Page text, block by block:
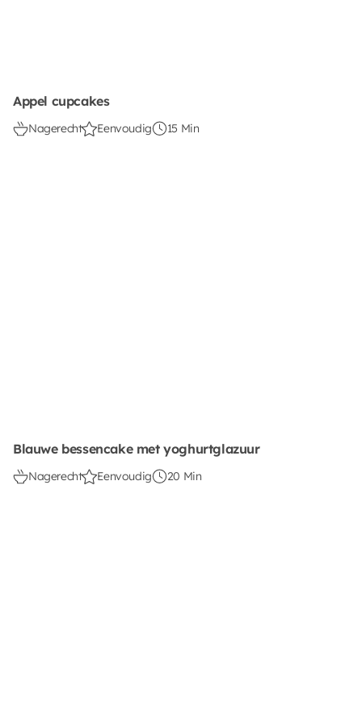
Appel cupcakes
Nagerecht Eenvoudig 15 Min
Blauwe bessencake met yoghurtglazuur
Nagerecht Eenvoudig 20 Min